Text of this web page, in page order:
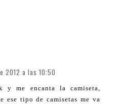
2012 a las 10:50
y me encanta la camiseta,
ese tipo de camisetas me va